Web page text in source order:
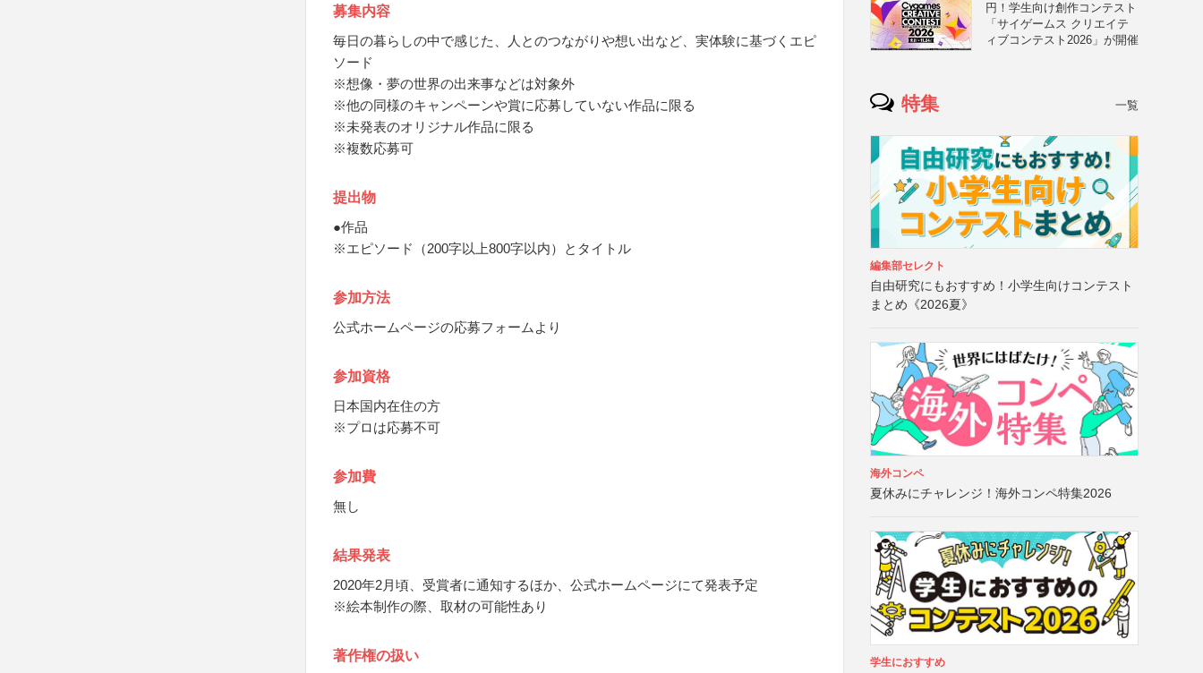
募集内容
毎日の暮らしの中で感じた、人とのつながりや想い出など、実体験に基づくエピ
ソード
※想像・夢の世界の出来事などは対象外
※他の同様のキャンペーンや賞に応募していない作品に限る
※未発表のオリジナル作品に限る
※複数応募可
提出物
●作品
※エピソード（200字以上800字以内）とタイトル
参加方法
公式ホームページの応募フォームより
参加資格
日本国内在住の方
※プロは応募不可
参加費
無し
結果発表
2020年2月頃、受賞者に通知するほか、公式ホームページにて発表予定
※絵本制作の際、取材の可能性あり
著作権の扱い
円！学生向け創作コンテスト
「サイゲームス クリエイテ
ィブコンテスト2026」が開催
特集 一覧
編集部セレクト
自由研究にもおすすめ！小学生向けコンテスト
まとめ《2026夏》
海外コンペ
夏休みにチャレンジ！海外コンペ特集2026
学生におすすめ